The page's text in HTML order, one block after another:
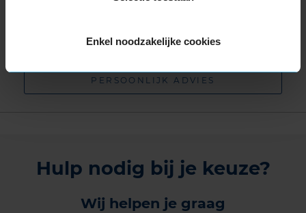
Enkel noodzakelijke cookies
ZOEK OP KENTEKEN
PERSOONLIJK ADVIES
Hulp nodig bij je keuze?
Wij helpen je graag